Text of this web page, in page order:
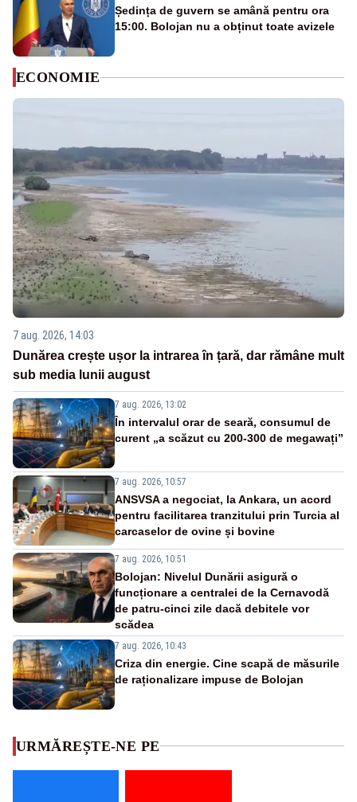
Ședința de guvern se amână pentru ora
15:00. Bolojan nu a obținut toate avizele
ECONOMIE
7 aug. 2026, 14:03
Dunărea crește ușor la intrarea în țară, dar rămâne mult
sub media lunii august
7 aug. 2026, 13:02
În intervalul orar de seară, consumul de
curent „a scăzut cu 200-300 de megawați”
7 aug. 2026, 10:57
ANSVSA a negociat, la Ankara, un acord
pentru facilitarea tranzitului prin Turcia al
carcaselor de ovine și bovine
7 aug. 2026, 10:51
Bolojan: Nivelul Dunării asigură o
funcționare a centralei de la Cernavodă
de patru-cinci zile dacă debitele vor
scădea
7 aug. 2026, 10:43
Criza din energie. Cine scapă de măsurile
de raționalizare impuse de Bolojan
URMĂREȘTE-NE PE